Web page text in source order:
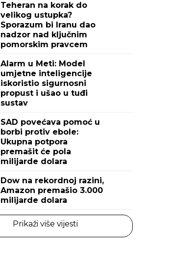
Teheran na korak do
velikog ustupka?
Sporazum bi Iranu dao
nadzor nad ključnim
pomorskim pravcem
Alarm u Meti: Model
umjetne inteligencije
iskoristio sigurnosni
propust i ušao u tuđi
sustav
SAD povećava pomoć u
borbi protiv ebole:
Ukupna potpora
premašit će pola
milijarde dolara
Dow na rekordnoj razini,
Amazon premašio 3.000
milijarde dolara
Prikaži više vijesti